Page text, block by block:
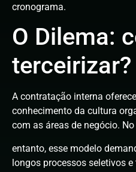
cronograma.
O Dilema:
terceirizar?
A contratação interna
conhecimento da cultura
com as áreas de negócio. No
entanto, esse modelo
longos processos seletivos